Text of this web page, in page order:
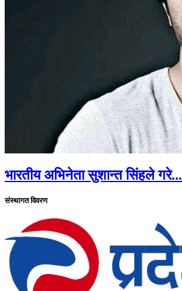
भारतीय अभिनेता सुशान्त सिंहले गरे...
संस्थागत विवरण